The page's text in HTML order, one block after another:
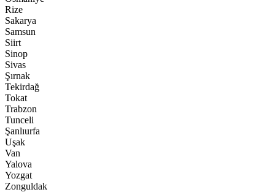
Rize
Sakarya
Samsun
Siirt
Sinop
Sivas
Şırnak
Tekirdağ
Tokat
Trabzon
Tunceli
Şanlıurfa
Uşak
Van
Yalova
Yozgat
Zonguldak